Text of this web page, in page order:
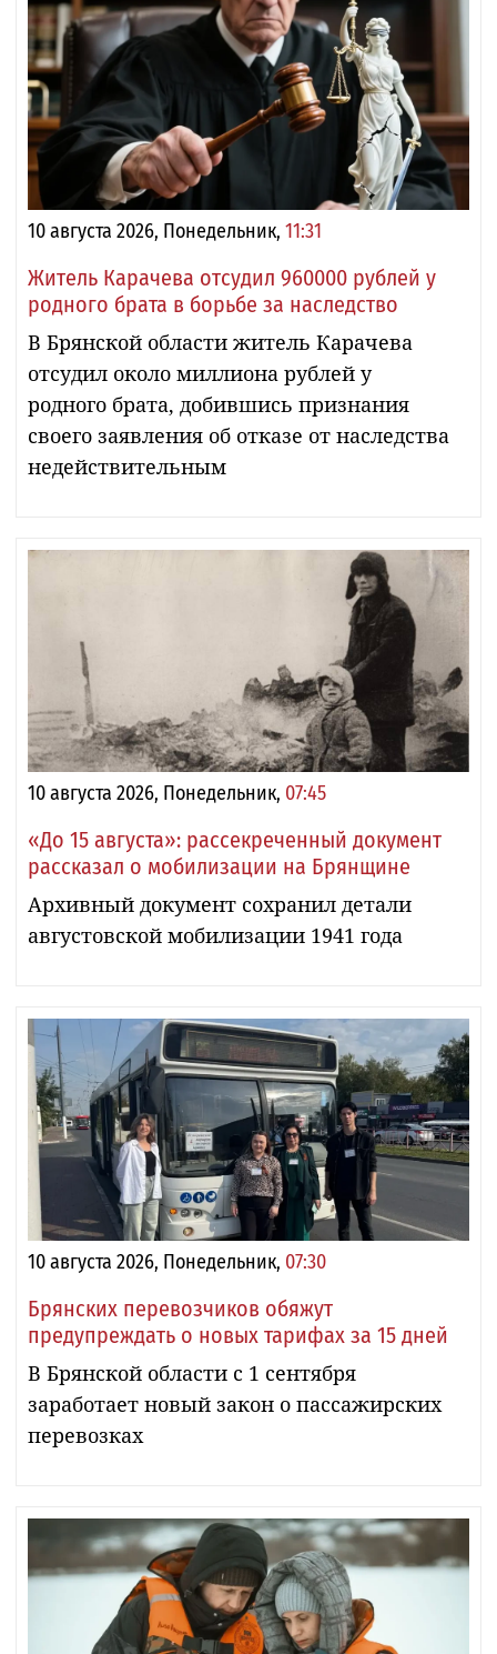
10 августа 2026, Понедельник, 11:31
Житель Карачева отсудил 960000 рублей у
родного брата в борьбе за наследство
В Брянской области житель Карачева
отсудил около миллиона рублей у
родного брата, добившись признания
своего заявления об отказе от наследства
недействительным
10 августа 2026, Понедельник, 07:45
«До 15 августа»: рассекреченный документ
рассказал о мобилизации на Брянщине
Архивный документ сохранил детали
августовской мобилизации 1941 года
10 августа 2026, Понедельник, 07:30
Брянских перевозчиков обяжут
предупреждать о новых тарифах за 15 дней
В Брянской области с 1 сентября
заработает новый закон о пассажирских
перевозках